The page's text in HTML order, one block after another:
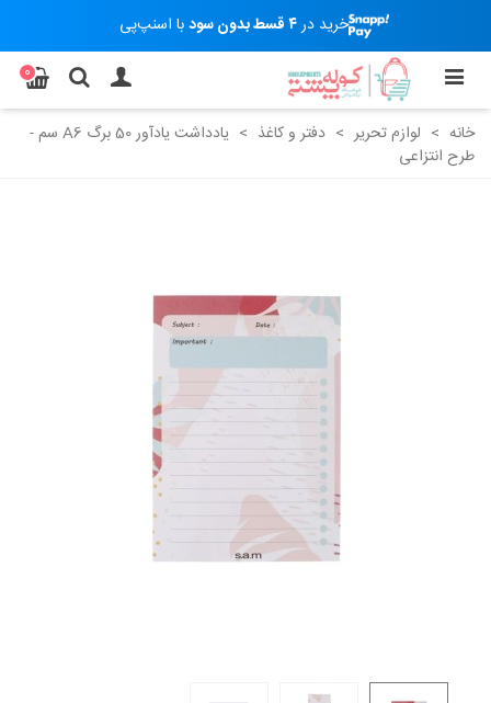
خرید در۴ قسط بدون سود با اسنپ‌پی
0
خانه > لوازم تحریر > دفتر و کاغذ >
یادداشت یادآور 50 برگ A6 سم -
طرح انتزاعی